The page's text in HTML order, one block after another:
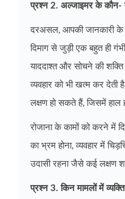
प्रश्न 2. अल्जाइमर के कौन-
दरअसल, आपकी जानकारी के
दिमाग से जुड़ी एक बहुत ही
याददाश्त और सोचने की
व्यवहार को भी खत्म कर
लक्षण हो सकते हैं, जिसमें हाल
रोजाना के कामों को करने में
का भ्रम होना, व्यवहार में
उदासी रहना जैसे कई लक्षण
प्रश्न 3. किन मामलों में